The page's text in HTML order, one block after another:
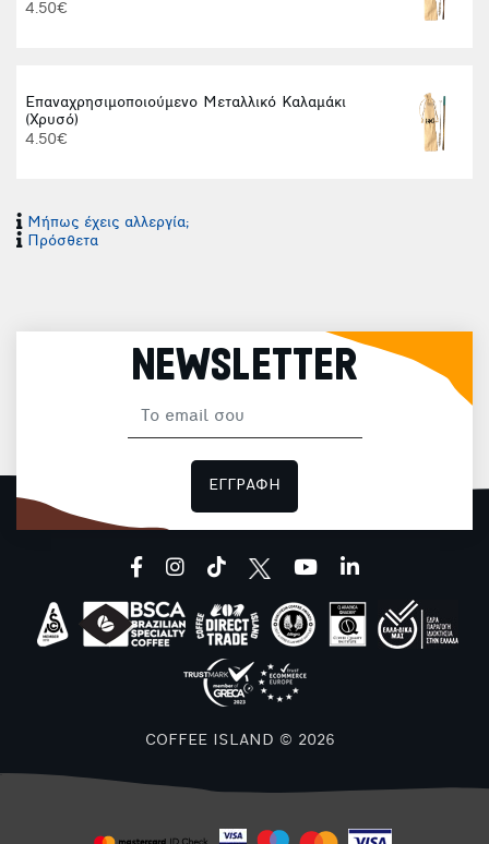
4.50€
Επαναχρησιμοποιούμενο Μεταλλικό Καλαμάκι
(Χρυσό)
4.50€
Μήπως έχεις αλλεργία;
Πρόσθετα
NEWSLETTER
ΕΓΓΡΑΦΗ
facebookinstagram
tiktok youtubelinkedin
COFFEE ISLAND © 2026